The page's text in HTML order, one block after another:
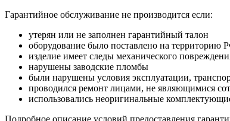
Гарантийное обслуживание не производится если:
утерян или не заполнен гарантийный талон
оборудование было поставлено на территорию
изделие имеет следы механического
нарушены заводские пломбы
были нарушены условия эксплуатации,
проводился ремонт лицами, не являющимися
использовались неоригинальные
Подробное описание условий предоставления